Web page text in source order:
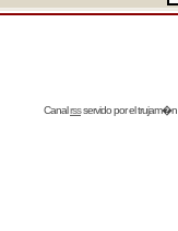
Canalrssservido por eltrujam�n